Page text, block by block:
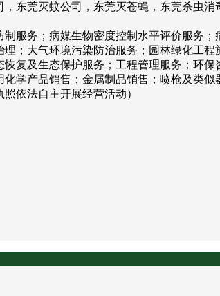
东莞灭蚊公司，东莞灭苍蝇，东莞杀虫消
服务；病媒生物密度控制水平评价服务
；大气环境污染防治服务；园林绿化工
复及生态保护服务；工程管理服务；环
学产品销售；金属制品销售；喷枪及类
依法自主开展经营活动）